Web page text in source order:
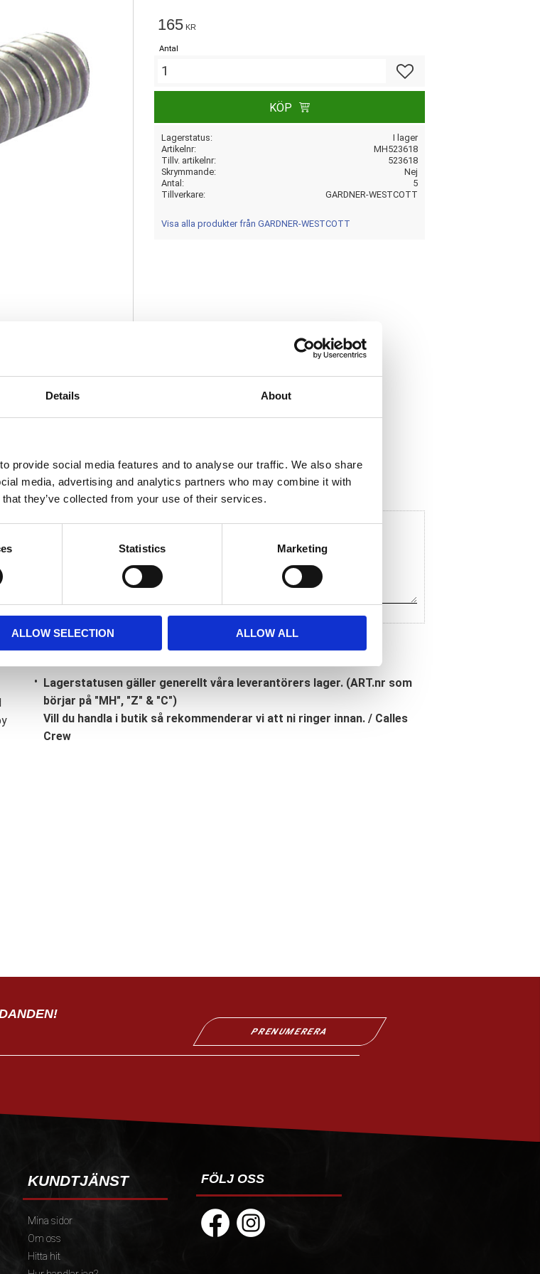
Details About
provide social media features and to analyse our traffic. We also share
media, advertising and analytics partners who may combine it with
they’ve collected from your use of their services.
Statistics Marketing
ALLOW SELECTION ALLOW ALL
165 KR
Antal
KÖP
Lagerstatus
I lager
Artikelnr
MH523618
Tillv. artikelnr
523618
Skrymmande
Nej
Antal
5
Tillverkare
GARDNER-WESTCOTT
Visa alla produkter från GARDNER-WESTCOTT
Dela med dig
c
b
o
Lagerstatusen gäller generellt våra leverantörers lager. (ART.nr som
börjar på "MH", "Z" & "C")
Vill du handla i butik så rekommenderar vi att ni ringer innan. / Calles
Crew
PRENUMERERA
KUNDTJÄNST
Mina sidor
Om oss
Hitta hit
FÖLJ OSS